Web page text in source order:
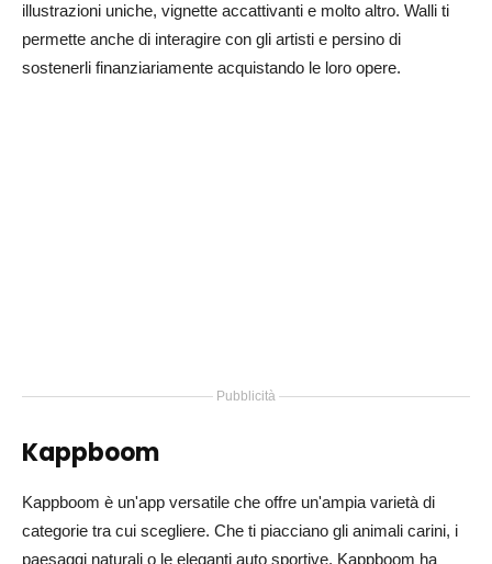
illustrazioni uniche, vignette accattivanti e molto altro. Walli ti
permette anche di interagire con gli artisti e persino di
sostenerli finanziariamente acquistando le loro opere.
Pubblicità
Kappboom
Kappboom è un'app versatile che offre un'ampia varietà di
categorie tra cui scegliere. Che ti piacciano gli animali carini, i
paesaggi naturali o le eleganti auto sportive, Kappboom ha